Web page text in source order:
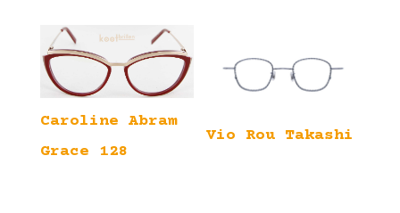
Caroline Abram
Grace 128
Vio Rou Takashi